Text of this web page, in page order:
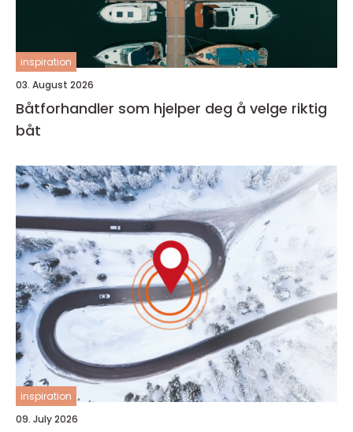
inspiration
03. August 2026
Båtforhandler som hjelper deg å velge riktig
båt
inspiration
09. July 2026